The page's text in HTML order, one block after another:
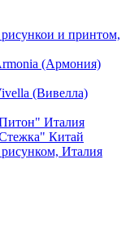
и принтом,
(Армония)
(Вивелла)
Италия
Китай
Италия